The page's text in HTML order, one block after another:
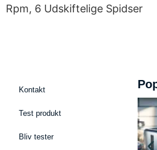
Rpm, 6 Udskiftelige Spidser
Kontakt
Test produkt
Bliv tester